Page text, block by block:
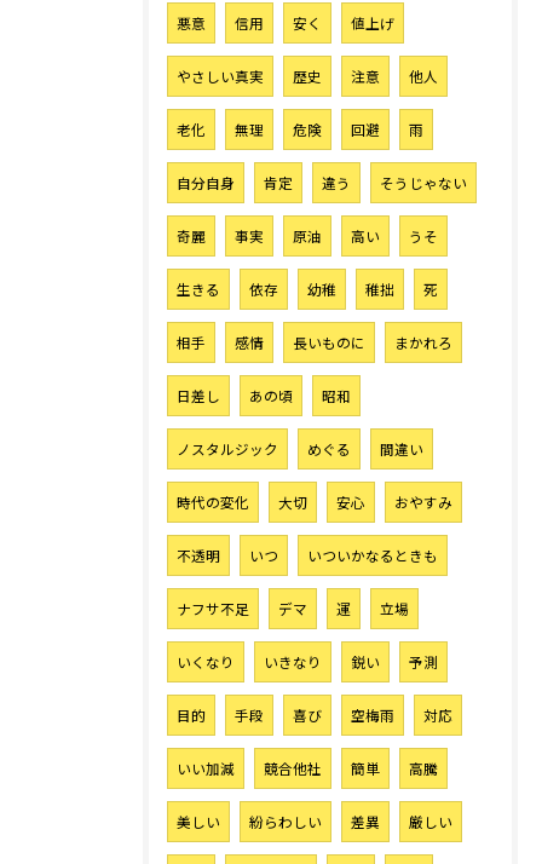
悪意 信用 安く 値上げ
やさしい真実 歴史 注意 他人
老化 無理 危険 回避 雨
自分自身 肯定 違う そうじゃない
奇麗 事実 原油 高い うそ
生きる 依存 幼稚 稚拙 死
相手 感情 長いものに まかれろ
日差し あの頃 昭和
ノスタルジック めぐる 間違い
時代の変化 大切 安心 おやすみ
不透明 いつ いついかなるときも
ナフサ不足 デマ 運 立場
いくなり いきなり 鋭い 予測
目的 手段 喜び 空梅雨 対応
いい加減 競合他社 簡単 高騰
美しい 紛らわしい 差異 厳しい
お気軽にご相談ください